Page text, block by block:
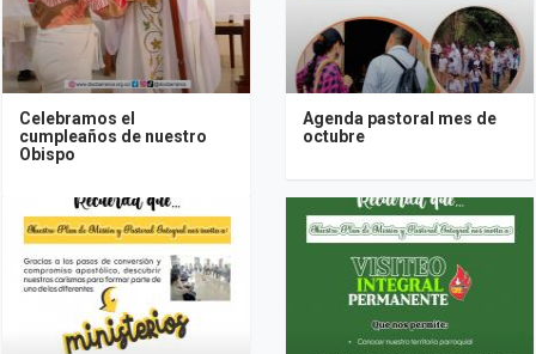
Celebramos el
cumpleaños de nuestro
Obispo
Agenda pastoral mes de
octubre